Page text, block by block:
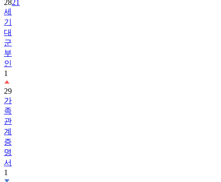
2821
세
기
대
군
부
인
1
29
가
족
관
계
증
명
서
1